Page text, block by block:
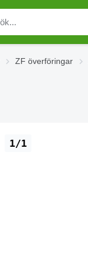
ZF överföringar
1/1